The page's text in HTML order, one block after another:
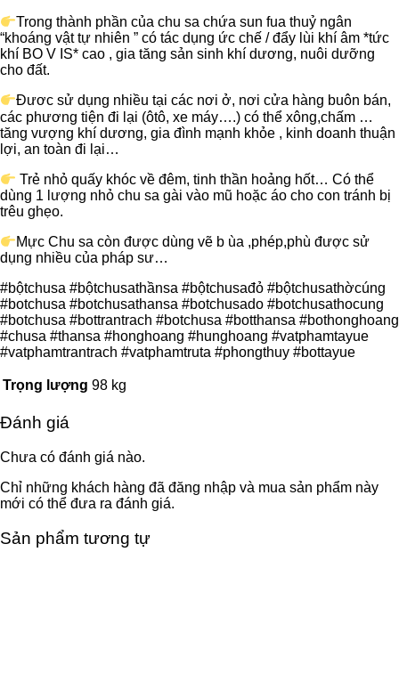
Trong thành phần của chu sa chứa sun fua thuỷ ngân
“khoáng vật tự nhiên ” có tác dụng ức chế / đẩy lùi khí âm *tức
khí BO V IS* cao , gia tăng sản sinh khí dương, nuôi dưỡng
cho đất.
Đươc sử dụng nhiều tại các nơi ở, nơi cửa hàng buôn bán,
các phương tiện đi lại (ôtô, xe máy….) có thể xông,chấm …
tăng vượng khí dương, gia đình mạnh khỏe , kinh doanh thuận
lợi, an toàn đi lại…
Trẻ nhỏ quấy khóc về đêm, tinh thần hoảng hốt… Có thể
dùng 1 lượng nhỏ chu sa gài vào mũ hoặc áo cho con tránh bị
trêu ghẹo.
Mực Chu sa còn được dùng vẽ b ùa ,phép,phù được sử
dụng nhiều của pháp sư…
#bộtchusa #bộtchusathầnsa #bộtchusađỏ #bộtchusathờcúng
#botchusa #botchusathansa #botchusado #botchusathocung
#botchusa #bottrantrach #botchusa #botthansa #bothonghoang
#chusa #thansa #honghoang #hunghoang #vatphamtayue
#vatphamtrantrach #vatphamtruta #phongthuy #bottayue
Trọng lượng 98 kg
Đánh giá
Chưa có đánh giá nào.
Chỉ những khách hàng đã đăng nhập và mua sản phẩm này
mới có thể đưa ra đánh giá.
Sản phẩm tương tự